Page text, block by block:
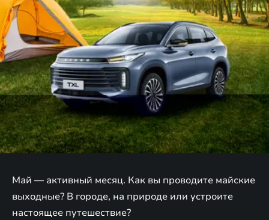
Май — активный месяц. Как вы проводите майские
выходные? В городе, на природе или устроите
настоящее путешествие?